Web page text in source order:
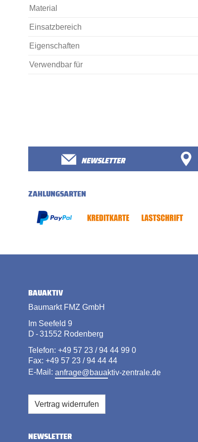
Material
Einsatzbereich
Eigenschaften
Verwendbar für
NEWSLETTER
ZAHLUNGSARTEN
BAUAKTIV
Baumarkt FMZ GmbH
Im Seefeld 9
D - 31552 Rodenberg
Telefon: +49 57 23 / 94 44 99 0
Fax: +49 57 23 / 94 44 44
E-Mail: anfrage@bauaktiv-zentrale.de
Vertrag widerrufen
NEWSLETTER